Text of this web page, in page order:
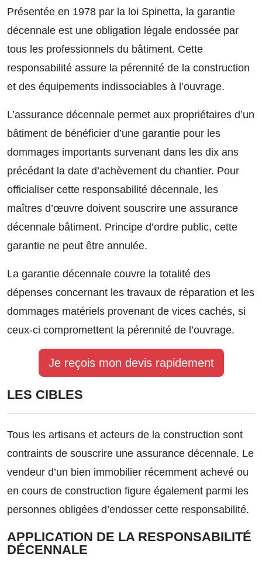
Présentée en 1978 par la loi Spinetta, la garantie
décennale est une obligation légale endossée par
tous les professionnels du bâtiment. Cette
responsabilité assure la pérennité de la construction
et des équipements indissociables à l’ouvrage.
L’assurance décennale permet aux propriétaires d’un
bâtiment de bénéficier d’une garantie pour les
dommages importants survenant dans les dix ans
précédant la date d’achèvement du chantier. Pour
officialiser cette responsabilité décennale, les
maîtres d’œuvre doivent souscrire une assurance
décennale bâtiment. Principe d’ordre public, cette
garantie ne peut être annulée.
La garantie décennale couvre la totalité des
dépenses concernant les travaux de réparation et les
dommages matériels provenant de vices cachés, si
ceux-ci compromettent la pérennité de l’ouvrage.
Je reçois mon devis rapidement
LES CIBLES
Tous les artisans et acteurs de la construction sont
contraints de souscrire une assurance décennale. Le
vendeur d’un bien immobilier récemment achevé ou
en cours de construction figure également parmi les
personnes obligées d’endosser cette responsabilité.
APPLICATION DE LA RESPONSABILITÉ
DÉCENNALE